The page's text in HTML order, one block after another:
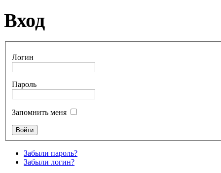
Вход
Логин
Пароль
Запомнить меня
Забыли пароль?
Забыли логин?